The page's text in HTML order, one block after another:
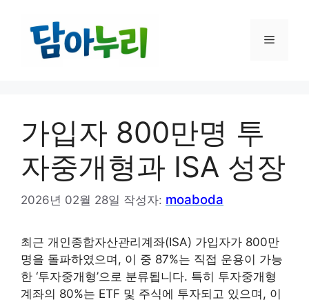
메
가입자 800만명 투
자중개형과 ISA 성장
2026년 02월 28일 작성자: moaboda
최근 개인종합자산관리계좌(ISA) 가입자가 800만
명을 돌파하였으며, 이 중 87%는 직접 운용이 가능
한 ‘투자중개형’으로 분류됩니다. 특히 투자중개형
계좌의 80%는 ETF 및 주식에 투자되고 있으며, 이